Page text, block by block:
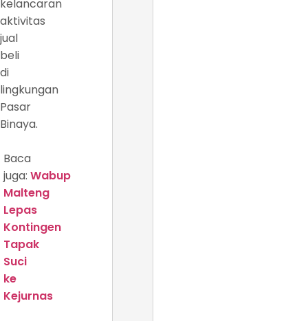
kelancaran
aktivitas
jual
beli
di
lingkungan
Pasar
Binaya.
Baca
juga: Wabup
Malteng
Lepas
Kontingen
Tapak
Suci
ke
Kejurnas